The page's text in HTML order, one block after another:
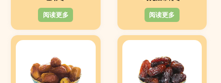
阅读更多 阅读更多